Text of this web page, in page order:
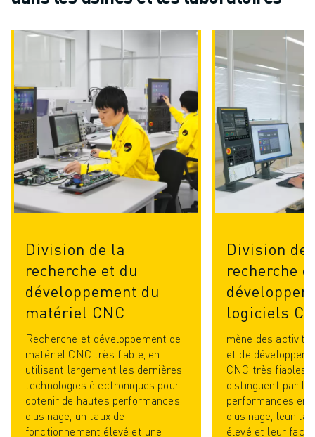
TOUTES LES INDUSTRIES
AÉROSPATIALE
AUTOMOBILE
VÉHICULES ÉLECTRIQUES
ÉLECTRONIQUE
ALIMENTATION ET BOISSONS
MÉDICAL
PLASTIQUES
APPLICATIONS
TOUTES LES APPLICATIONS
USINAGE 5 AXES
SOUDAGE À L'ARC
ASSEMBLAGE
RECTIFICATION CNC
FRAISAGE CNC
TOURNAGE CNC
PERÇAGE ET TARAUDAGE À GRANDE VITESSE
MOULAGE PAR INJECTION
ENTRETIEN DES MACHINES
Division de la
recherche et du
développement du
matériel CNC
Recherche et développement de
matériel CNC très fiable, en
utilisant largement les dernières
technologies électroniques pour
obtenir de hautes performances
d'usinage, un taux de
fonctionnement élevé et une
Division de
recherche
logiciels
mène des
et de
CNC très fiables
distinguent par
performances en
d'usinage, leur
élevé et leur